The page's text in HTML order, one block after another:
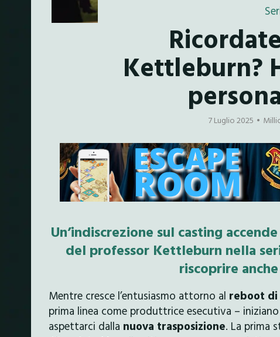
Kettleburn?
7 Luglio 2025
Un’indiscrezione sul casting
del professor Kettleburn nella
riscoprire
Mentre cresce l’entusiasmo attorno al reboot di
prima linea come produttrice esecutiva –
aspettarci dalla nuova trasposizione. La prima